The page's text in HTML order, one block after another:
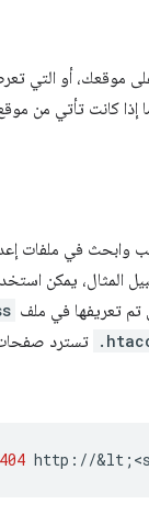
أو التي تعرض
كانت تأتي من موقع
في ملفات إعداد
يمكن استخدام
404 http://&lt